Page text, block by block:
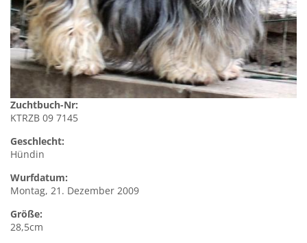
Zuchtbuch-Nr:
KTRZB 09 7145
Geschlecht:
Hündin
Wurfdatum:
Montag, 21. Dezember 2009
Größe:
28,5cm